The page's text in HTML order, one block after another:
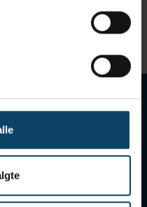
2,0cm x 3,0cm x 4,0mm
1 kasser á 50 stk.
om leverandører,
& Halby på de sociale